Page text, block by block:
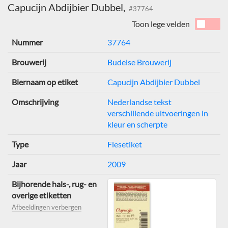
Capucijn Abdijbier Dubbel, #37764
Toon lege velden
Nummer
37764
Brouwerij Budelse Brouwerij
Biernaam op etiket Capucijn Abdijbier Dubbel
Omschrijving
Nederlandse tekst
verschillende uitvoeringen in
kleur en scherpte
Type Flesetiket
Jaar 2009
Bijhorende hals-, rug- en
overige etiketten
Afbeeldingen verbergen